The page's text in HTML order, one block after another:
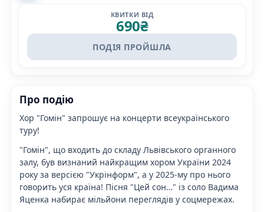
КВИТКИ ВІД
690₴
ПОДІЯ ПРОЙШЛА
Про подію
Хор "Гомін" запрошує на концерти всеукраїнського
туру!
"Гомін", що входить до складу Львівського органного
залу, був визнаний найкращим хором України 2024
року за версією "Укрінформ", а у 2025-му про нього
говорить уся країна! Пісня "Цей сон…" із соло Вадима
Яценка набирає мільйони переглядів у соцмережах.